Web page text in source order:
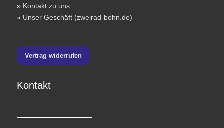
» Kontakt zu uns
» Unser Geschäft (zweirad-bohn.de)
Vertrag widerrufen
Kontakt